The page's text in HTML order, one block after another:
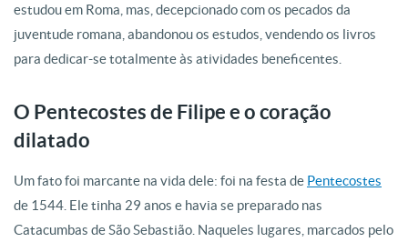
estudou em Roma, mas, decepcionado com os pecados da
juventude romana, abandonou os estudos, vendendo os livros
para dedicar-se totalmente às atividades beneficentes.
O Pentecostes de Filipe e o coração
dilatado
Um fato foi marcante na vida dele: foi na festa de Pentecostes
de 1544. Ele tinha 29 anos e havia se preparado nas
Catacumbas de São Sebastião. Naqueles lugares, marcados pelo